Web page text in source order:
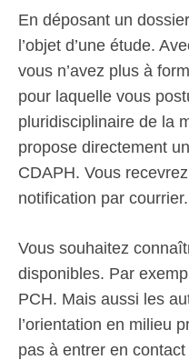
En déposant un
l’objet d’une étude.
vous n’avez plus à
pour laquelle vous
pluridisciplinaire de la
propose directement
CDAPH. Vous
notification par courrier.
Vous souhaitez
disponibles. Par
PCH. Mais aussi les
l’orientation en milieu
pas à entrer en